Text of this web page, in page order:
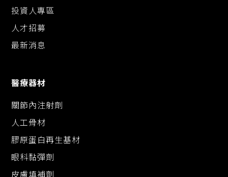
投資人專區
人才招募
最新消息
醫療器材
關節內注射劑
人工骨材
膠原蛋白再生基材
眼科黏彈劑
皮膚填補劑